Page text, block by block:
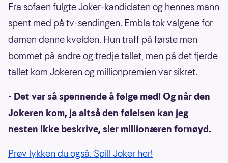
Fra sofaen fulgte Joker-kandidaten og hennes mann
spent med på tv-sendingen. Embla tok valgene for
damen denne kvelden. Hun traff på første men
bommet på andre og tredje tallet, men på det fjerde
tallet kom Jokeren og millionpremien var sikret.
- Det var så spennende å følge med! Og når den
Jokeren kom, ja altså den følelsen kan jeg
nesten ikke beskrive, sier millionæren fornøyd.
Prøv lykken du også. Spill Joker her!